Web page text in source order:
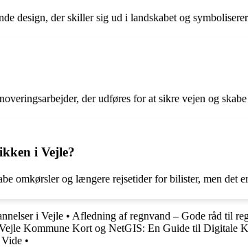
design, der skiller sig ud i landskabet og
der udføres for at sikre vejen og
i Vejle?
omkørsler og længere rejsetider for bilister, men det
i Vejle • Afledning af regnvand – Gode råd til
Kommune Kort og NetGIS: En Guide til Digitale
•